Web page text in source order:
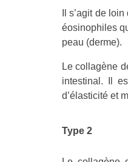
Il s’agit de
éosinophiles
peau (derme).
Le collagène
intestinal. Il
d’élasticité et
Type 2